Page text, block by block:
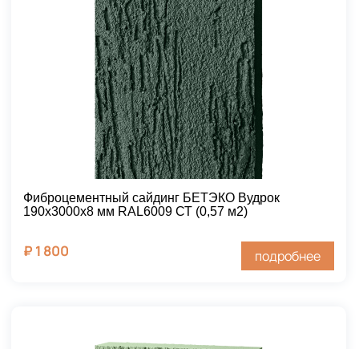
Фиброцементный сайдинг БЕТЭКО Вудрок
190х3000х8 мм RAL6009 СТ (0,57 м2)
₽ 1 800 подробнее